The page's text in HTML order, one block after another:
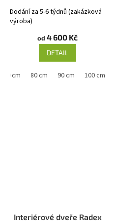
Dodání za 5-6 týdnů (zakázková
výroba)
od 4 600 Kč
DETAIL
70 cm 80 cm 90 cm 100 cm
Interiérové dveře Radex